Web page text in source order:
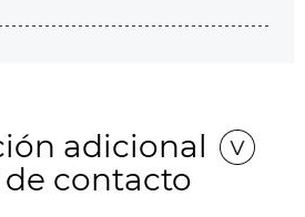
adicional
contacto